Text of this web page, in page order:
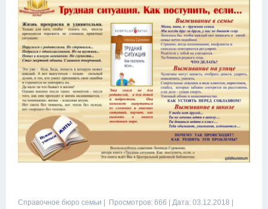
Справочное бюро семьи | Просмотров: 666 | Дата: 03.12.2018 |